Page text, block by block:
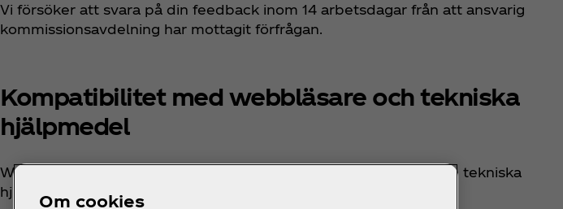
Vi försöker att svara på din feedback inom 14 arbetsdagar från att ansvarig
kommissionsavdelning har mottagit förfrågan.
Kompatibilitet med webbläsare och tekniska
hjälpmedel
Webbplatsen har utformats för att vara kompatibel med följande tekniska
hjälpmedel:Om cookies